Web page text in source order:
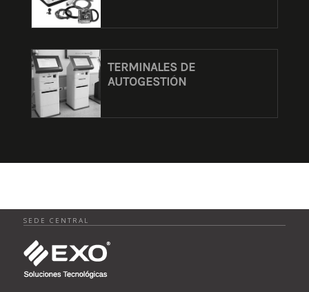
TERMINALES DE
AUTOGESTIÓN
SEDE CENTRAL